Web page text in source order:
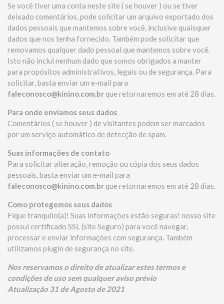
Se você tiver uma conta neste site ( se houver ) ou se tiver
deixado comentários, pode solicitar um arquivo exportado dos
dados pessoais que mantemos sobre você, inclusive quaisquer
dados que nos tenha fornecido. Também pode solicitar que
removamos qualquer dado pessoal que mantemos sobre você.
Isto não inclui nenhum dado que somos obrigados a manter
para propósitos administrativos, legais ou de segurança. Para
solicitar, basta enviar um e-mail para
faleconosco@kinino.com.br que retornaremos em até 28 dias.
Para onde enviamos seus dados
Comentários ( se houver ) de visitantes podem ser marcados
por um serviço automático de detecção de spam.
Suas informações de contato
Para solicitar alteração, remoção ou cópia dos seus dados
pessoais, basta enviar um e-mail para
faleconosco@kinino.com.br que retornaremos em até 28 dias.
Como protegemos seus dados
Fique tranquilo(a)! Suas informações estão seguras! nosso site
possui certificado SSL (site Seguro) para você navegar,
processar e enviar informações com segurança. Também
utilizamos plugin de segurança no site.
Nos reservamos o direito de atualizar estes termos e
condições de uso sem qualquer aviso prévio
Atualização 31 de Agosto de 2021